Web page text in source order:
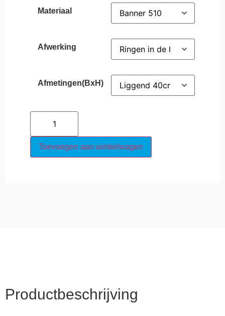
Materiaal
Afwerking
Afmetingen(BxH)
Toevoegen aan winkelwagen
Productbeschrijving